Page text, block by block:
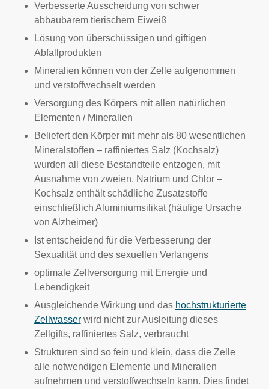
Verbesserte Ausscheidung von schwer
abbaubarem tierischem Eiweiß
Lösung von überschüssigen und giftigen
Abfallprodukten
Mineralien können von der Zelle aufgenommen
und verstoffwechselt werden
Versorgung des Körpers mit allen natürlichen
Elementen / Mineralien
Beliefert den Körper mit mehr als 80 wesentlichen
Mineralstoffen – raffiniertes Salz (Kochsalz)
wurden all diese Bestandteile entzogen, mit
Ausnahme von zweien, Natrium und Chlor –
Kochsalz enthält schädliche Zusatzstoffe
einschließlich Aluminiumsilikat (häufige Ursache
von Alzheimer)
Ist entscheidend für die Verbesserung der
Sexualität und des sexuellen Verlangens
optimale Zellversorgung mit Energie und
Lebendigkeit
Ausgleichende Wirkung und das hochstrukturierte
Zellwasserwird nicht zur Ausleitung dieses
Zellgifts, raffiniertes Salz, verbraucht
Strukturen sind so fein und klein, dass die Zelle
alle notwendigen Elemente und Mineralien
aufnehmen und verstoffwechseln kann. Dies findet